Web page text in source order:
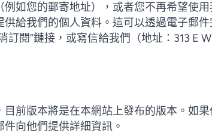
如您的郵寄地址），或者您不再希望使
給我們的個人資料。這可以透過電子郵件
訂閱”鏈接，或寫信給我們（地址：313 E
前版本將是在本網站上發布的版本。如
向他們提供詳細資訊。